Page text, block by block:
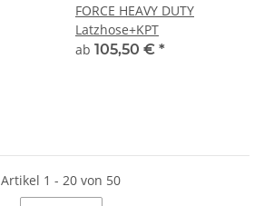
FORCE HEAVY DUTY
Latzhose+KPT
ab 105,50 € *
Artikel 1 - 20 von 50